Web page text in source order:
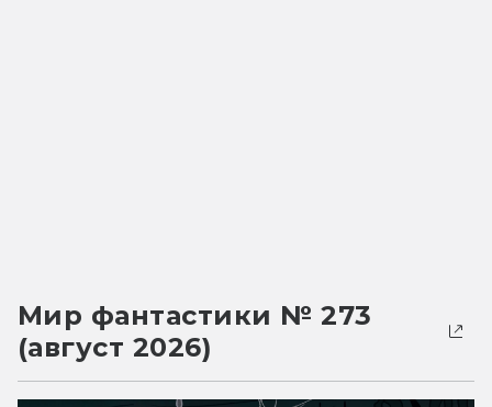
Мир фантастики № 273
(август 2026)